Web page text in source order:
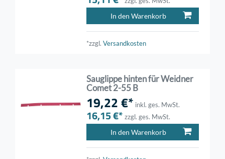
In den Warenkorb
*zzgl.Versandkosten
Sauglippe hinten für Weidner
Comet 2-55 B
19,22 €* inkl. ges. MwSt.
16,15 €* zzgl. ges. MwSt.
In den Warenkorb